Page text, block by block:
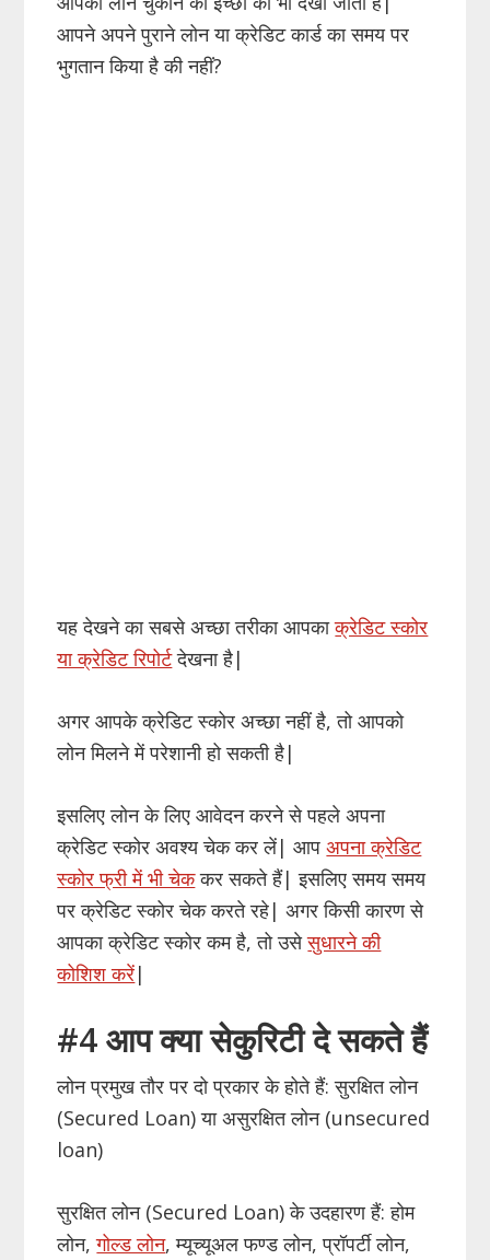
आपने अपने पुराने लोन या क्रेडिट कार्ड का समय पर
भुगतान किया है की नहीं?
यह देखने का सबसे अच्छा तरीका आपकाक्रेडिट स्कोर
या क्रेडिट रिपोर्टदेखना है|
अगर आपके क्रेडिट स्कोर अच्छा नहीं है, तो आपको
लोन मिलने में परेशानी हो सकती है|
इसलिए लोन के लिए आवेदन करने से पहले अपना
क्रेडिट स्कोर अवश्य चेक कर लें| आपअपना क्रेडिट
स्कोर फ्री में भी चेककर सकते हैं| इसलिए समय समय
पर क्रेडिट स्कोर चेक करते रहे| अगर किसी कारण से
आपका क्रेडिट स्कोर कम है, तो उसेसुधारने की
कोशिश करें|
#4 आप क्या सेकुरिटी दे सकते हैं
लोन प्रमुख तौर पर दो प्रकार के होते हैं: सुरक्षित लोन
(Secured Loan) या असुरक्षित लोन (unsecured
loan)
सुरक्षित लोन (Secured Loan) के उदहारण हैं: होम
लोन,गोल्ड लोन, म्यूच्यूअल फण्ड लोन, प्रॉपर्टी लोन,